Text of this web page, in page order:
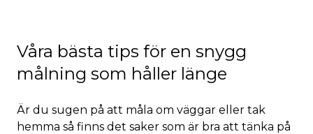
Våra bästa tips för en snygg
målning som håller länge
Är du sugen på att måla om väggar eller tak
hemma så finns det saker som är bra att tänka på